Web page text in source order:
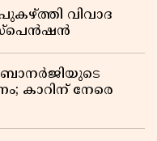
വിവാദ
ബാനർജിയുടെ
കാറിന് നേരെ